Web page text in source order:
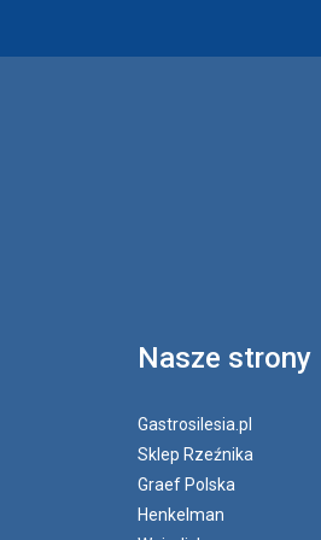
Nasze strony
Gastrosilesia.pl
Sklep Rzeźnika
Graef Polska
Henkelman